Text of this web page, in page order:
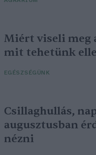
Miért viseli meg
mit tehetünk
EGÉSZSÉGÜNK
Csillaghullás,
augusztusban
nézni